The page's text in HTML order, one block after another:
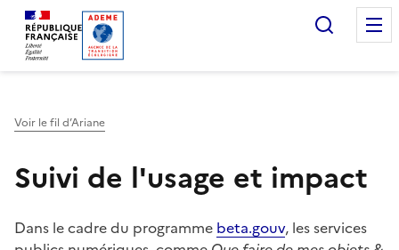
Accueil — Que Faire de mes objets & déchets
Voir le fil d’Ariane
Suivi de l'usage et impact
Dans le cadre du programme beta.gouv, les services